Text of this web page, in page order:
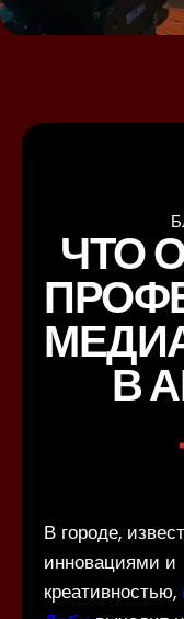
ЧТО
В
В городе,
инновациями и
креативностью,